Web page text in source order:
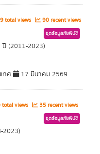
total views 90 recent views
ชุดข้อมูลภัยพิบัติ
(2011-2023)
ทศ 17 มีนาคม 2569
views 35 recent views
ชุดข้อมูลภัยพิบัติ
2023)